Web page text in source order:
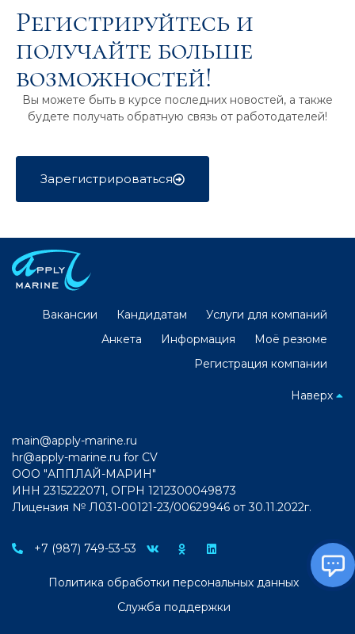
Регистрируйтесь и
получайте больше
возможностей!
Вы можете быть в курсе последних новостей, а также
будете получать обратную связь от работодателей!
Зарегистрироваться
Вакансии Кандидатам
Услуги для компаний
Анкета
Информация
Моё резюме
Регистрация компании
Наверх
main@apply-marine.ru
hr@apply-marine.ru for CV
ООО "АППЛАЙ-МАРИН"
ИНН 2315222071, ОГРН 1212300049873
Лицензия № Л031-00121-23/00629946 от 30.11.2022г.
+7 (987) 749-53-53
Политика обработки персональных данных
Служба поддержки